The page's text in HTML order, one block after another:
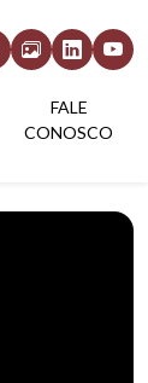
FALE
CONOSCO